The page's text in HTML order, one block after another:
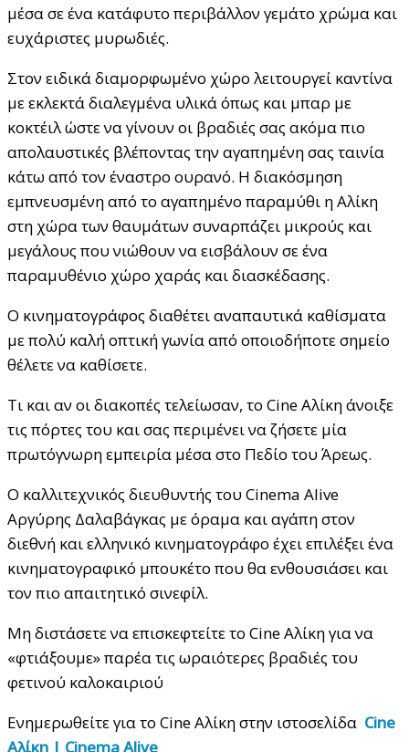
μέσα σε ένα κατάφυτο περιβάλλον γεμάτο χρώμα και
ευχάριστες μυρωδιές.
Στον ειδικά διαμορφωμένο χώρο λειτουργεί καντίνα
με εκλεκτά διαλεγμένα υλικά όπως και μπαρ με
κοκτέιλ ώστε να γίνουν οι βραδιές σας ακόμα πιο
απολαυστικές βλέποντας την αγαπημένη σας ταινία
κάτω από τον έναστρο ουρανό. Η διακόσμηση
εμπνευσμένη από το αγαπημένο παραμύθι η Αλίκη
στη χώρα των θαυμάτων συναρπάζει μικρούς και
μεγάλους που νιώθουν να εισβάλουν σε ένα
παραμυθένιο χώρο χαράς και διασκέδασης.
Ο κινηματογράφος διαθέτει αναπαυτικά καθίσματα
με πολύ καλή οπτική γωνία από οποιοδήποτε σημείο
θέλετε να καθίσετε.
Τι και αν οι διακοπές τελείωσαν, το Cine Αλίκη άνοιξε
τις πόρτες του και σας περιμένει να ζήσετε μία
πρωτόγνωρη εμπειρία μέσα στο Πεδίο του Άρεως.
Ο καλλιτεχνικός διευθυντής του Cinema Alive
Αργύρης Δαλαβάγκας με όραμα και αγάπη στον
διεθνή και ελληνικό κινηματογράφο έχει επιλέξει ένα
κινηματογραφικό μπουκέτο που θα ενθουσιάσει και
τον πιο απαιτητικό σινεφίλ.
Μη διστάσετε να επισκεφτείτε το Cine Αλίκη για να
«φτιάξουμε» παρέα τις ωραιότερες βραδιές του
φετινού καλοκαιριού
Ενημερωθείτε για το Cine Αλίκη στην ιστοσελίδα Cine
Αλίκη | Cinema Alive